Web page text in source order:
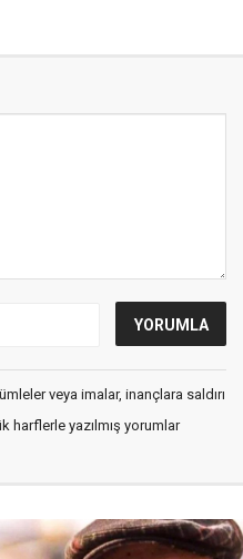
veya imalar, inançlara saldırı
harflerle yazılmış yorumlar